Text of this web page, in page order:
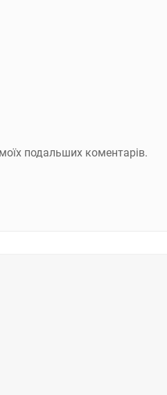
подальших коментарів.